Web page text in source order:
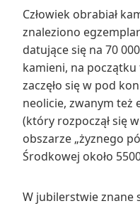
Człowiek obrabiał
znaleziono
datujące się na 70
kamieni, na
zaczęło się w pod
neolicie, zwanym też
(który rozpoczął się
obszarze „żyznego
Środkowej około
W jubilerstwie znane